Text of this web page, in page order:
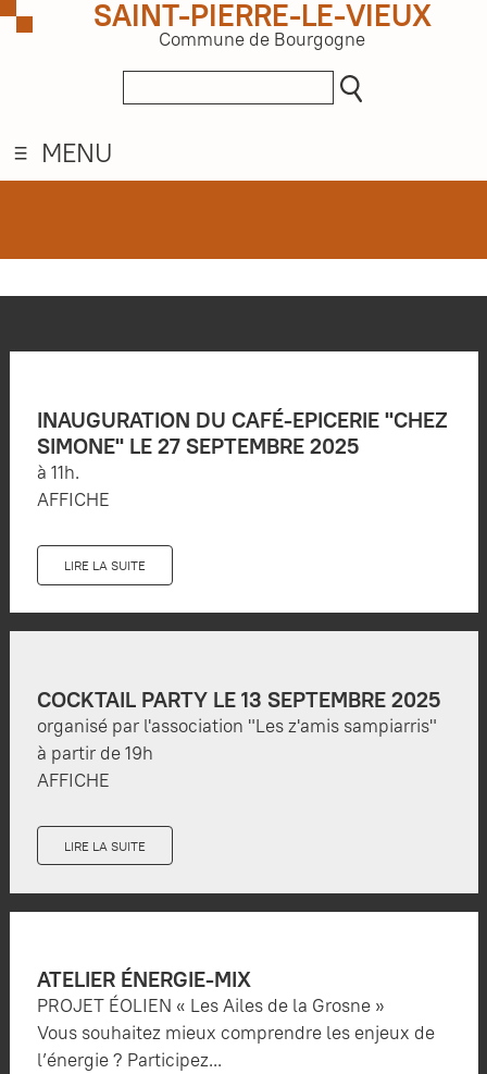
SAINT-PIERRE-LE-VIEUX
Commune de Bourgogne
MENU
INAUGURATION DU CAFÉ-EPICERIE "CHEZ
SIMONE" LE 27 SEPTEMBRE 2025
à 11h.
AFFICHE
LIRE LA SUITE
COCKTAIL PARTY LE 13 SEPTEMBRE 2025
organisé par l'association "Les z'amis sampiarris"
à partir de 19h
AFFICHE
LIRE LA SUITE
ATELIER ÉNERGIE-MIX
PROJET ÉOLIEN « Les Ailes de la Grosne »
Vous souhaitez mieux comprendre les enjeux de
l’énergie ? Participez...